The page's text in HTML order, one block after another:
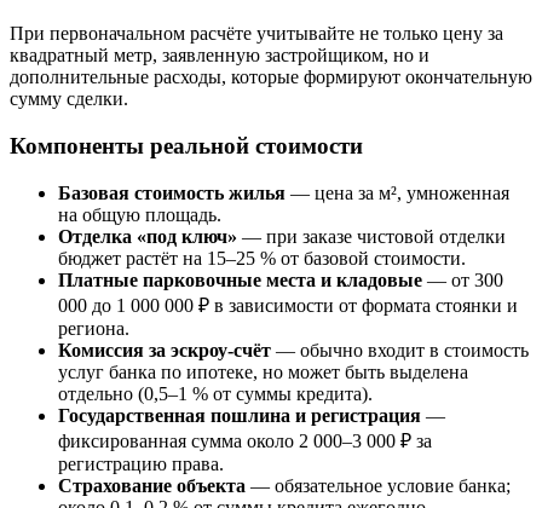
При первоначальном расчёте учитывайте не только цену за
квадратный метр, заявленную застройщиком, но и
дополнительные расходы, которые формируют окончательную
сумму сделки.
Компоненты реальной стоимости
Базовая стоимость жилья — цена за м², умноженная
на общую площадь.
Отделка «под ключ» — при заказе чистовой отделки
бюджет растёт на 15–25 % от базовой стоимости.
Платные парковочные места и кладовые — от 300
000 до 1 000 000 ₽ в зависимости от формата стоянки и
региона.
Комиссия за эскроу-счёт — обычно входит в стоимость
услуг банка по ипотеке, но может быть выделена
отдельно (0,5–1 % от суммы кредита).
Государственная пошлина и регистрация —
фиксированная сумма около 2 000–3 000 ₽ за
регистрацию права.
Страхование объекта — обязательное условие банка;